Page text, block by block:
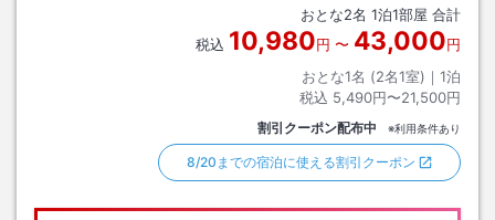
おとな2名 1泊1部屋 合計
税込 10,980円 〜 43,000円
おとな1名 (2名1室)｜ 1泊
税込 5,490円〜21,500円
割引クーポン配布中 ※利用条件あり
8/20までの宿泊に使える割引クーポン